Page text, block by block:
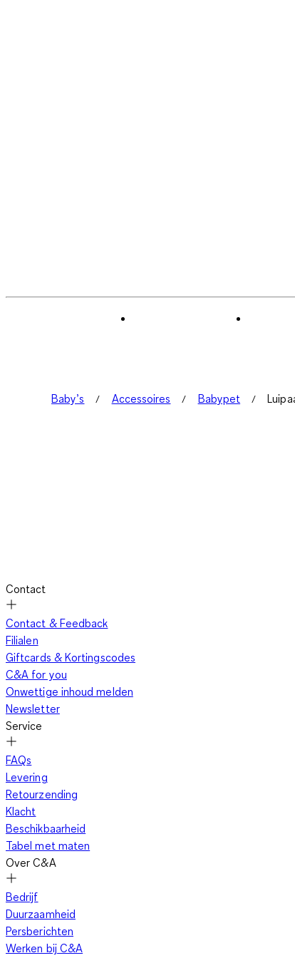
Baby’s Accessoires Babypet
Contact
Contact & Feedback
Filialen
Giftcards & Kortingscodes
C&A for you
Onwettige inhoud melden
Newsletter
Service
FAQs
Levering
Retourzending
Klacht
Beschikbaarheid
Tabel met maten
Over C&A
Bedrijf
Duurzaamheid
Persberichten
Werken bij C&A